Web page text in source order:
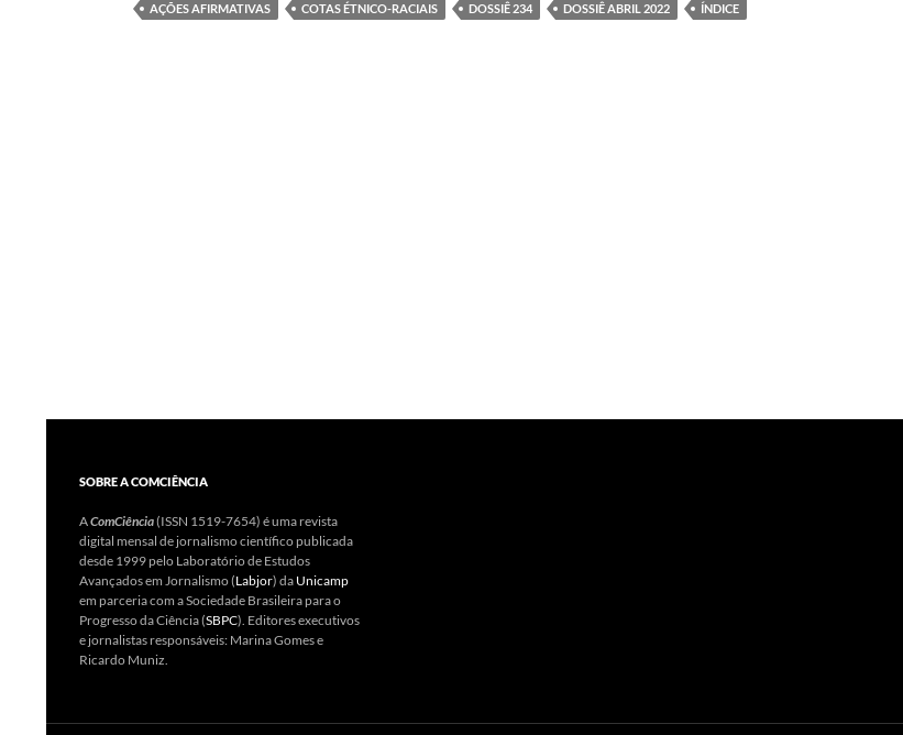
AÇÕES AFIRMATIVAS COTAS ÉTNICO-RACIAIS DOSSIÊ 234 DOSSIÊ ABRIL 2022 ÍNDICE
SOBRE A COMCIÊNCIA
AComCiência(ISSN 1519-7654) é uma revista
digital mensal de jornalismo científico publicada
desde 1999 pelo Laboratório de Estudos
Avançados em Jornalismo (Labjor) da Unicamp
em parceria com a Sociedade Brasileira para o
Progresso da Ciência (SBPC). Editores executivos
e jornalistas responsáveis: Marina Gomes e
Ricardo Muniz.